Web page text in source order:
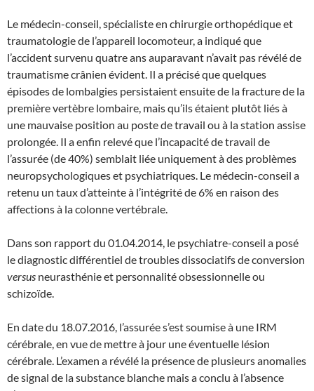
Le médecin-conseil, spécialiste en chirurgie orthopédique et
traumatologie de l’appareil locomoteur, a indiqué que
l’accident survenu quatre ans auparavant n’avait pas révélé de
traumatisme crânien évident. Il a précisé que quelques
épisodes de lombalgies persistaient ensuite de la fracture de la
première vertèbre lombaire, mais qu’ils étaient plutôt liés à
une mauvaise position au poste de travail ou à la station assise
prolongée. Il a enfin relevé que l’incapacité de travail de
l’assurée (de 40%) semblait liée uniquement à des problèmes
neuropsychologiques et psychiatriques. Le médecin-conseil a
retenu un taux d’atteinte à l’intégrité de 6% en raison des
affections à la colonne vertébrale.
Dans son rapport du 01.04.2014, le psychiatre-conseil a posé
le diagnostic différentiel de troubles dissociatifs de conversion
versus neurasthénie et personnalité obsessionnelle ou
schizoïde.
En date du 18.07.2016, l’assurée s’est soumise à une IRM
cérébrale, en vue de mettre à jour une éventuelle lésion
cérébrale. L’examen a révélé la présence de plusieurs anomalies
de signal de la substance blanche mais a conclu à l’absence